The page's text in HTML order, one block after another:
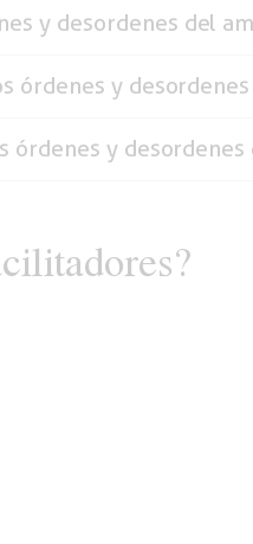
y desordenes del
órdenes y
órdenes y